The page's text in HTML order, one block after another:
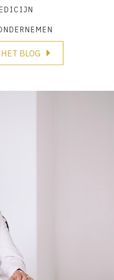
BLOG